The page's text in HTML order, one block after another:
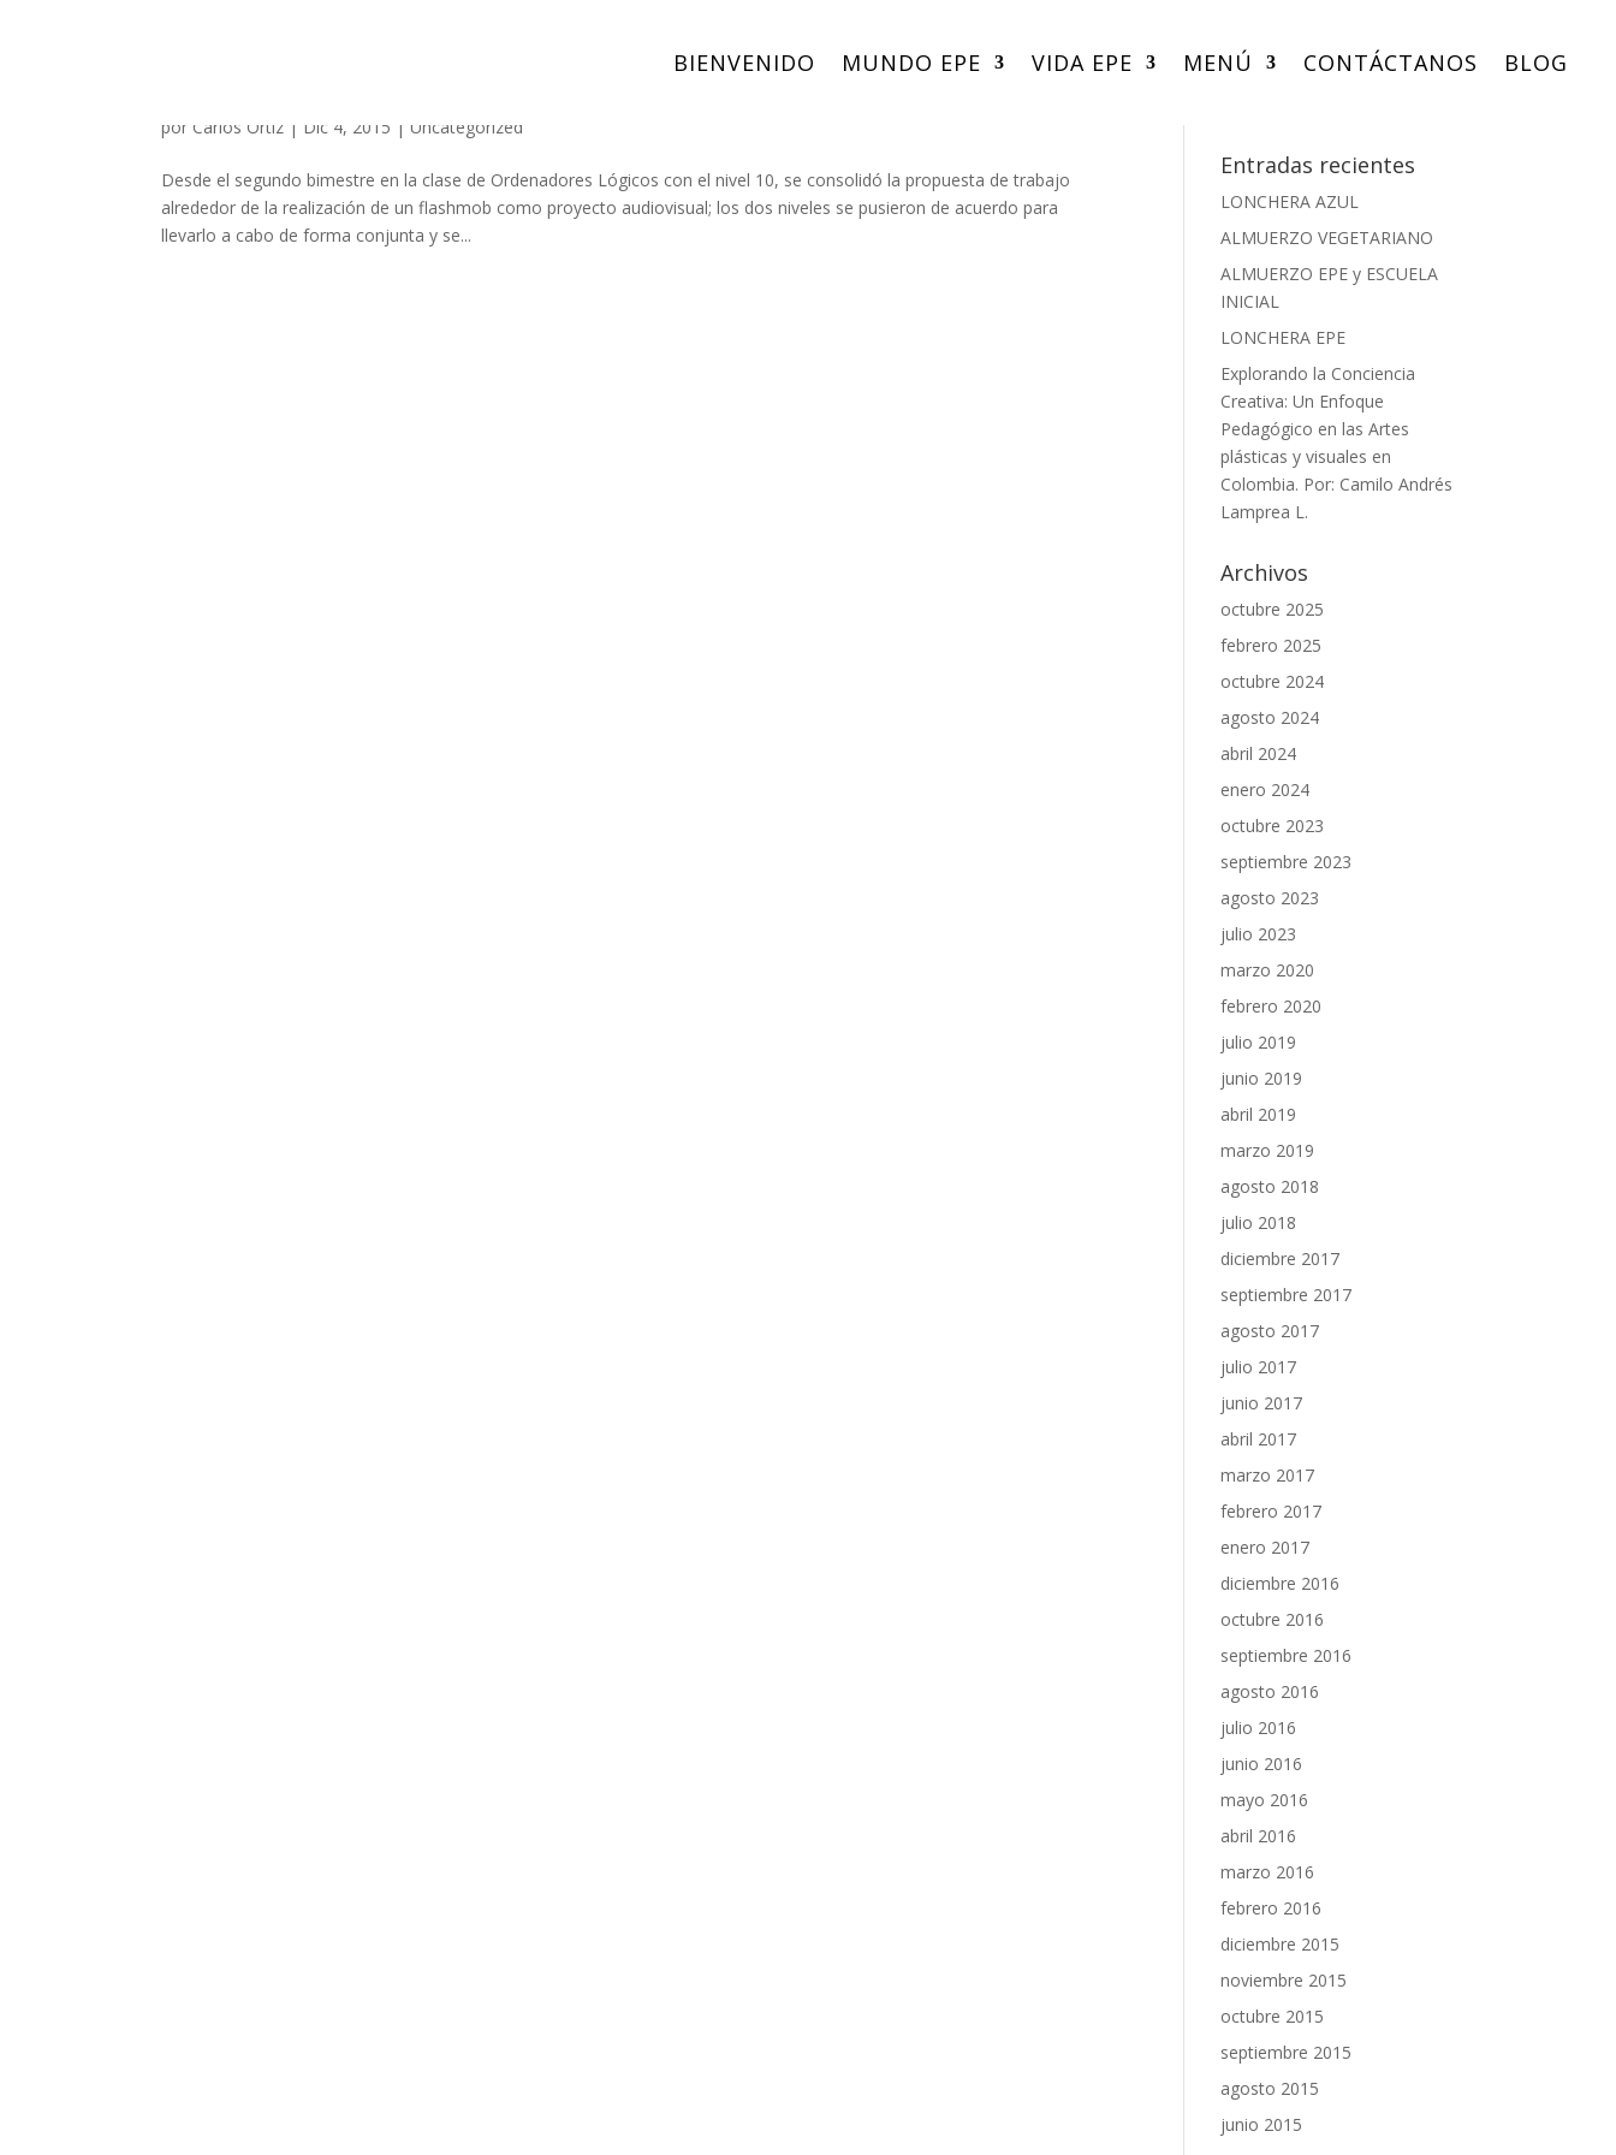
BIENVENIDO MUNDO EPE VIDA EPE MENÚ CONTÁCTANOS BLOG
por Carlos Ortiz | Dic 4, 2015 |Uncategorized
Desde el segundo bimestre en la clase de Ordenadores Lógicos con el nivel 10, se consolidó la propuesta de trabajo
alrededor de la realización de un flashmob como proyecto audiovisual; los dos niveles se pusieron de acuerdo para
llevarlo a cabo de forma conjunta y se...
Entradas recientes
LONCHERA AZUL
ALMUERZO VEGETARIANO
ALMUERZO EPE y ESCUELA
INICIAL
LONCHERA EPE
Explorando la Conciencia
Creativa: Un Enfoque
Pedagógico en las Artes
plásticas y visuales en
Colombia. Por: Camilo Andrés
Lamprea L.
Archivos
octubre 2025
febrero 2025
octubre 2024
agosto 2024
abril 2024
enero 2024
octubre 2023
septiembre 2023
agosto 2023
julio 2023
marzo 2020
febrero 2020
julio 2019
junio 2019
abril 2019
marzo 2019
agosto 2018
julio 2018
diciembre 2017
septiembre 2017
agosto 2017
julio 2017
junio 2017
abril 2017
marzo 2017
febrero 2017
enero 2017
diciembre 2016
octubre 2016
septiembre 2016
agosto 2016
julio 2016
junio 2016
mayo 2016
abril 2016
marzo 2016
febrero 2016
diciembre 2015
noviembre 2015
octubre 2015
septiembre 2015
agosto 2015
junio 2015